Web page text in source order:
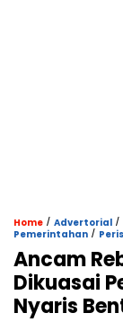
Home / Advertorial /
Pemerintahan /
Ancam
Dikuasai
Nyaris